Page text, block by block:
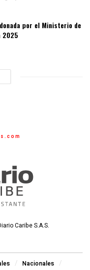
por el Ministerio de
2025
Caribe S.A.S.
Nacionales